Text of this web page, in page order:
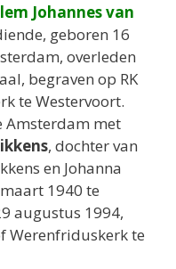
Johannes van
geboren 16
overleden
begraven op RK
te Westervoort.
Amsterdam met
, dochter van
en Johanna
1940 te
augustus 1994,
Werenfriduskerk te